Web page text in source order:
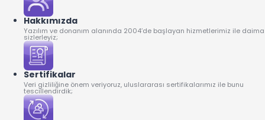
Hakkımızda
Yazılım ve donanım alanında 2004’de başlayan hizmetlerimiz ile daima
sizlerleyiz;
Sertifikalar
Veri gizliliğine önem veriyoruz, uluslararası sertifikalarımız ile bunu
tescillendirdik;